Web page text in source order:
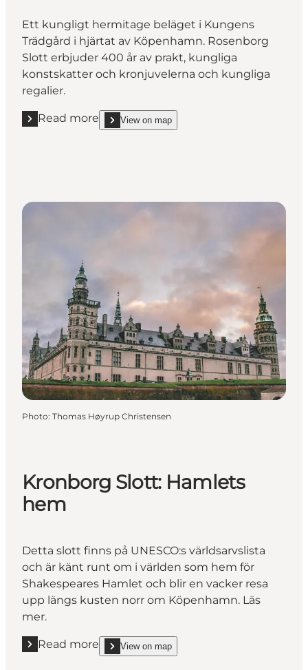
Ett kungligt hermitage beläget i Kungens
Trädgård i hjärtat av Köpenhamn. Rosenborg
Slott erbjuder 400 år av prakt, kungliga
konstskatter och kronjuvelerna och kungliga
regalier.
Read more
Read more "Rosenborg Slott"
View on map
show Rosenborg Slott on_map
Photo: Thomas Høyrup Christensen
Kronborg Slott: Hamlets
hem
Detta slott finns på UNESCO:s världsarvslista
och är känt runt om i världen som hem för
Shakespeares Hamlet och blir en vacker resa
upp längs kusten norr om Köpenhamn. Läs
mer.
Read more
Read more "Kronborg Slott: Hamlets hem"
View on map
show Kronborg Slott: Hamlets hem on_map